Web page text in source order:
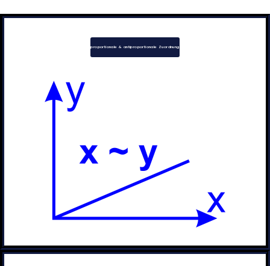
proportionale & antiproportionale Zuordnung